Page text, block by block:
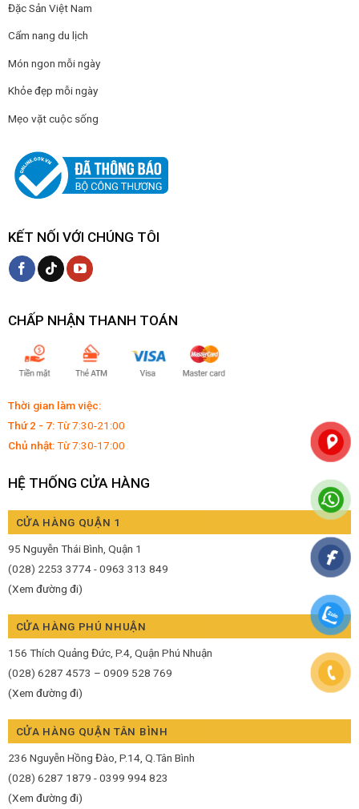
Đặc Sản Việt Nam
Cẩm nang du lịch
Món ngon mỗi ngày
Khỏe đẹp mỗi ngày
Mẹo vặt cuộc sống
KẾT NỐI VỚI CHÚNG TÔI
CHẤP NHẬN THANH TOÁN
Thời gian làm việc:
Thứ 2 - 7:Từ 7:30-21:00
Chủ nhật:Từ 7:30-17:00
HỆ THỐNG CỬA HÀNG
CỬA HÀNG QUẬN 1
95 Nguyễn Thái Bình, Quận 1
(028) 2253 3774 - 0963 313 849
(Xem đường đi)
CỬA HÀNG PHÚ NHUẬN
156 Thích Quảng Đức, P.4, Quận Phú Nhuận
(028) 6287 4573 – 0909 528 769
(Xem đường đi)
CỬA HÀNG QUẬN TÂN BÌNH
236 Nguyễn Hồng Đào, P.14, Q.Tân Bình
(028) 6287 1879 - 0399 994 823
(Xem đường đi)